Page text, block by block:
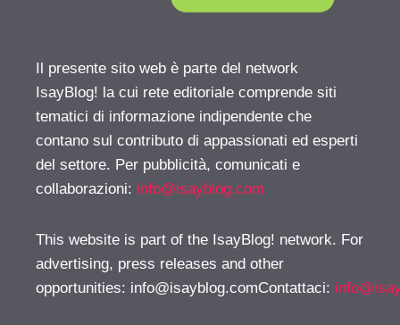
Il presente sito web è parte del network
IsayBlog! la cui rete editoriale comprende siti
tematici di informazione indipendente che
contano sul contributo di appassionati ed esperti
del settore. Per pubblicità, comunicati e
collaborazioni: info@isayblog.com
This website is part of the IsayBlog! network. For
advertising, press releases and other
opportunities: info@isayblog.comContattaci: